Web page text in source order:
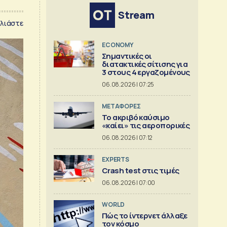
Stream
ECONOMY
Σημαντικές οι
διατακτικές σίτισης για
3 στους 4 εργαζομένους
06.08.2026 | 07:25
ΜΕΤΑΦΟΡΕΣ
Το ακριβό καύσιμο
«καίει» τις αεροπορικές
06.08.2026 | 07:12
EXPERTS
Crash test στις τιμές
06.08.2026 | 07:00
WORLD
Πώς το ίντερνετ άλλαξε
τον κόσμο